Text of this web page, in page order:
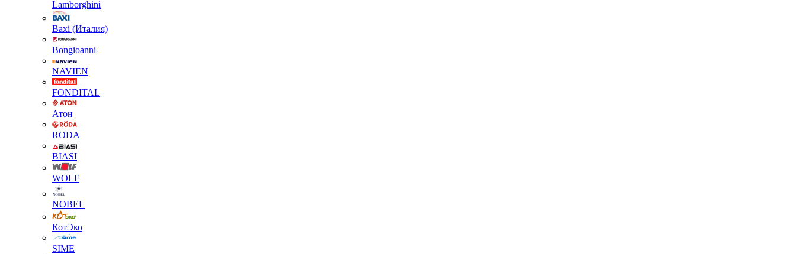
Lamborghini
Baxi (Италия)
Вongioanni
NAVIEN
FONDITAL
Атон
RODA
BIASI
WOLF
NOBEL
КотЭко
SIME